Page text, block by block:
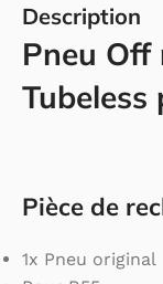
Description
Pneu
Tubeless
Pièce de
1x Pneu original